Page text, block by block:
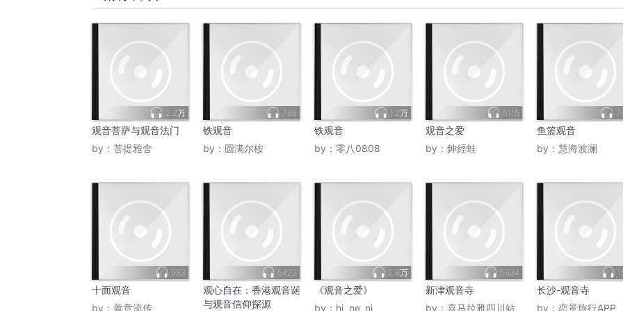
2.2万
观音菩萨与观音法门
by： 菩提雅舍
786
铁观音
by： 圆满尔桉
1.2万
铁观音
by： 零八0808
5115
观音之爱
by： 鉮經蛙
鱼篮观音
by： 慧海波澜
983
十面观音
by： 善意流传
5422
观心自在：香港观音诞
与观音信仰探源
2.8万
《观音之爱》
by： hi_ne_ni
5934
新津观音寺
by： 喜马拉雅四川站
长沙-观音寺
by： 恋景旅行APP